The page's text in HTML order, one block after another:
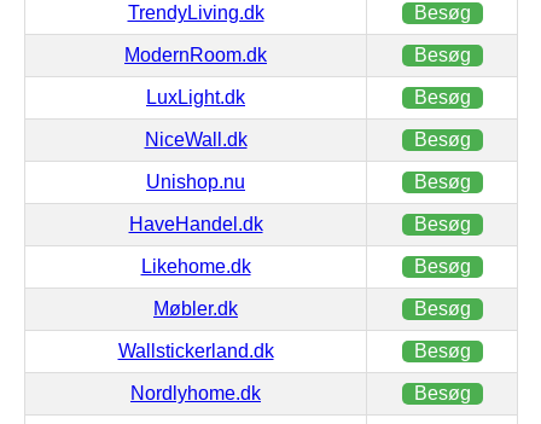
TrendyLiving.dk Besøg
ModernRoom.dk Besøg
LuxLight.dk Besøg
NiceWall.dk Besøg
Unishop.nu Besøg
HaveHandel.dk Besøg
Likehome.dk Besøg
Møbler.dk Besøg
Wallstickerland.dk Besøg
Nordlyhome.dk Besøg